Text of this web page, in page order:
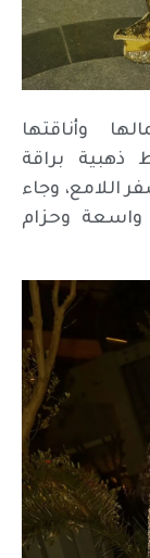
وأناقتها
براقة
اللامع، وجاء
واسعة وحزام